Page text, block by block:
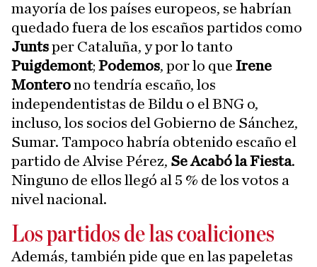
mayoría de los países europeos, se habrían
quedado fuera de los escaños partidos como
Juntsper Cataluña, y por lo tanto
Puigdemont; Podemos, por lo que Irene
Monterono tendría escaño, los
independentistas de Bildu o el BNG o,
incluso, los socios del Gobierno de Sánchez,
Sumar. Tampoco habría obtenido escaño el
partido de Alvise Pérez, Se Acabó la Fiesta.
Ninguno de ellos llegó al 5 % de los votos a
nivel nacional.
Los partidos de las coaliciones
Además, también pide que en las papeletas